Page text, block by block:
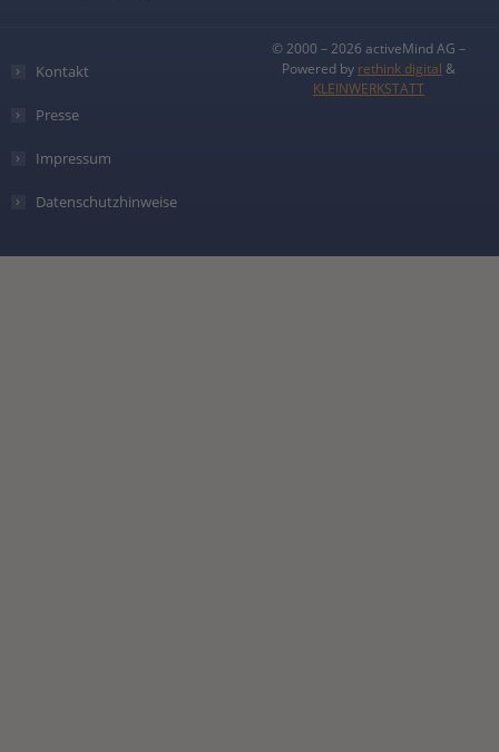
Kontakt
Presse
Impressum
Datenschutzhinweise
© 2000 – 2026 activeMind AG –
Powered by rethink digital &
KLEINWERKSTATT